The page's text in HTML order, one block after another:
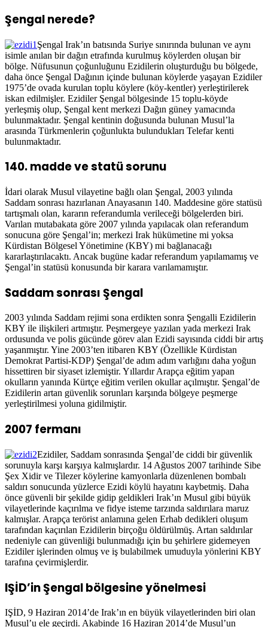
Şengal nerede?
Şengal Irak’ın batısında Suriye sınırında bulunan ve aynı
isimle anılan bir dağın etrafında kurulmuş köylerden oluşan bir
bölge. Nüfusunun çoğunluğunu Ezidilerin oluşturduğu bu bölgede,
daha önce Şengal Dağının içinde bulunan köylerde yaşayan Ezidiler
1975’de ovada kurulan toplu köylere (köy-kentler) yerleştirilerek
iskan edilmişler. Ezidiler Şengal bölgesinde 15 toplu-köyde
yerleşmiş olup, Şengal kent merkezi Dağın güney yamacında
bulunmaktadır. Şengal kentinin doğusunda bulunan Musul’la
arasında Türkmenlerin çoğunlukta bulundukları Telefar kenti
bulunmaktadır.
140. madde ve statü sorunu
İdari olarak Musul vilayetine bağlı olan Şengal, 2003 yılında
Saddam sonrası hazırlanan Anayasanın 140. Maddesine göre statüsü
tartışmalı olan, kararın referandumla verileceği bölgelerden biri.
Varılan mutabakata göre 2007 yılında yapılacak olan referandum
sonucuna göre Şengal’in; merkezi Irak hükümetine mi yoksa
Kürdistan Bölgesel Yönetimine (KBY) mi bağlanacağı
kararlaştırılacaktı. Ancak bugüne kadar referandum yapılamamış ve
Şengal’in statüsü konusunda bir karara varılamamıştır.
Saddam sonrası Şengal
2003 yılında Saddam rejimi sona erdikten sonra Şengalli Ezidilerin
KBY ile ilişkileri artmıştır. Peşmergeye yazılan yada merkezi Irak
ordusunda ve polis gücünde görev alan Ezidi sayısında ciddi bir artış
yaşanmıştır. Yine 2003’ten itibaren KBY (Özellikle Kürdistan
Demokrat Partisi-KDP) Şengal’de adım adım varlığını daha yoğun
hissettiren bir siyaset izlemiştir. Yıllardır Arapça eğitim yapan
okulların yanında Kürtçe eğitim verilen okullar açılmıştır. Şengal’de
Ezidilerin artan güvenlik sorunları karşında bölgeye peşmerge
yerleştirilmesi yoluna gidilmiştir.
2007 fermanı
Ezidiler, Saddam sonrasında Şengal’de ciddi bir güvenlik
sorunuyla karşı karşıya kalmışlardır. 14 Ağustos 2007 tarihinde Sibe
Şex Xidir ve Tilezer köylerine kamyonlarla düzenlenen bombalı
saldırı sonucunda yüzlerce Ezidi köylü hayatını kaybetmiş. Daha
önce güvenli bir şekilde gidip geldikleri Irak’ın Musul gibi büyük
vilayetlerinde kaçırılma ve fidye isteme tarzında saldırılara maruz
kalmışlar. Arapça terörist anlamına gelen Erhab dedikleri oluşum
tarafından kaçırılan Ezidilerin birçoğu öldürülmüş. Artan saldırılar
nedeniyle can güvenliği bulunmadığı için bu şehirlere gidemeyen
Ezidiler işlerinden olmuş ve iş bulabilmek umuduyla yönlerini KBY
tarafına çevirmişlerdir.
IŞİD’in Şengal bölgesine yönelmesi
IŞİD, 9 Haziran 2014’de Irak’ın en büyük vilayetlerinden biri olan
Musul’u ele geçirdi. Akabinde 16 Haziran 2014’de Musul’un